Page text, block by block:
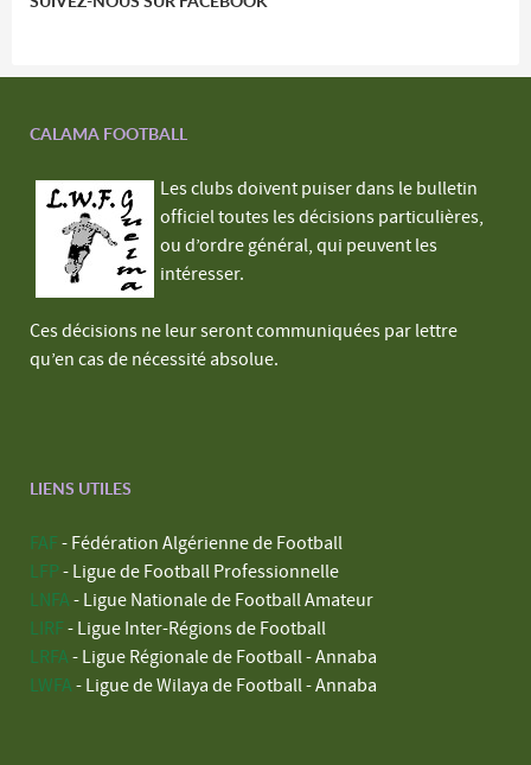
CALAMA FOOTBALL
Les clubs doivent puiser dans le bulletin
officiel toutes les décisions particulières,
ou d’ordre général, qui peuvent les
intéresser.
Ces décisions ne leur seront communiquées par lettre
qu’en cas de nécessité absolue.
LIENS UTILES
FAF - Fédération Algérienne de Football
LFP - Ligue de Football Professionnelle
LNFA - Ligue Nationale de Football Amateur
LIRF - Ligue Inter-Régions de Football
LRFA - Ligue Régionale de Football - Annaba
LWFA - Ligue de Wilaya de Football - Annaba